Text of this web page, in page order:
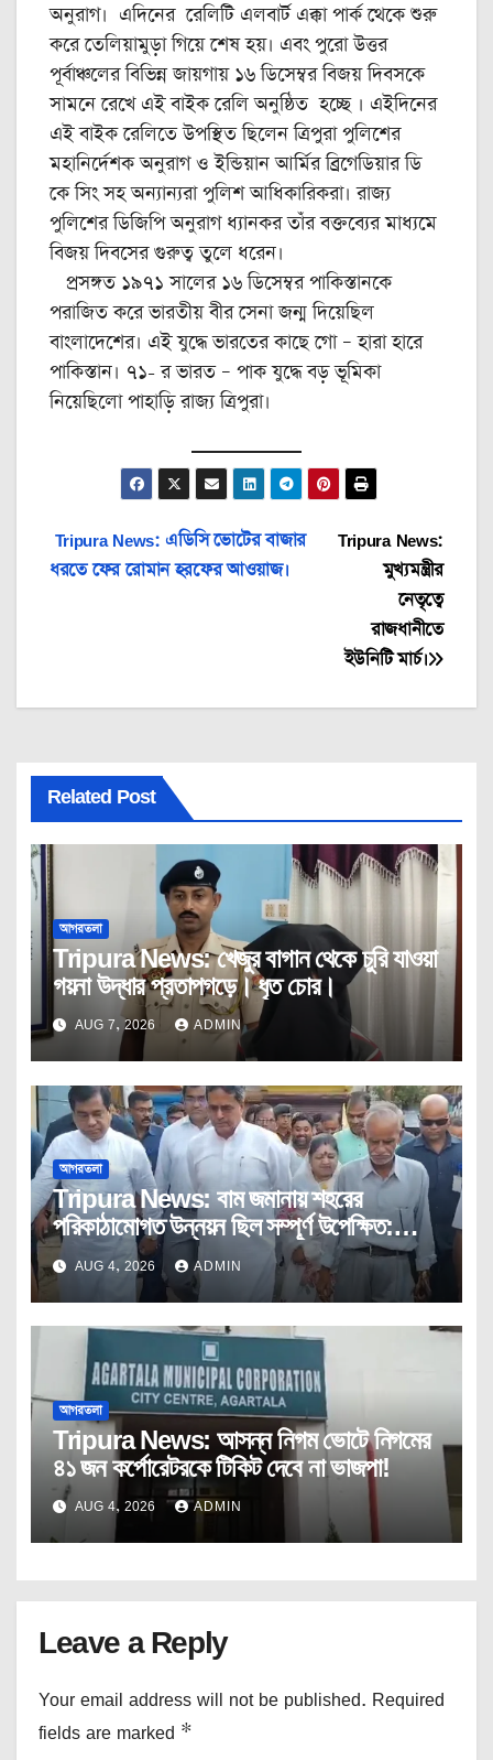
অনুরাগ। এদিনের রেলিটি এলবার্ট এক্কা পার্ক থেকে শুরু
করে তেলিয়ামুড়া গিয়ে শেষ হয়। এবং পুরো উত্তর
পূর্বাঞ্চলের বিভিন্ন জায়গায় ১৬ ডিসেম্বর বিজয় দিবসকে
সামনে রেখে এই বাইক রেলি অনুষ্ঠিত হচ্ছে । এইদিনের
এই বাইক রেলিতে উপস্থিত ছিলেন ত্রিপুরা পুলিশের
মহানির্দেশক অনুরাগ ও ইন্ডিয়ান আর্মির ব্রিগেডিয়ার ডি
কে সিং সহ অন্যান্যরা পুলিশ আধিকারিকরা। রাজ্য
পুলিশের ডিজিপি অনুরাগ ধ্যানকর তাঁর বক্তব্যের মাধ্যমে
বিজয় দিবসের গুরুত্ব তুলে ধরেন।
প্রসঙ্গত ১৯৭১ সালের ১৬ ডিসেম্বর পাকিস্তানকে
পরাজিত করে ভারতীয় বীর সেনা জন্ম দিয়েছিল
বাংলাদেশের। এই যুদ্ধে ভারতের কাছে গো – হারা হারে
পাকিস্তান। ৭১- র ভারত – পাক যুদ্ধে বড় ভূমিকা
নিয়েছিলো পাহাড়ি রাজ্য ত্রিপুরা।
Post
navigation
Tripura News:
মুখ্যমন্ত্রীর
নেতৃত্বে
রাজধানীতে
ইউনিটি মার্চ।
Tripura News: এডিসি ভোটের বাজার
ধরতে ফের রোমান হরফের আওয়াজ।
Related Post
আগরতলা
Tripura News: খেজুর বাগান থেকে চুরি যাওয়া
গয়না উদ্ধার প্রতাপগড়ে। ধৃত চোর।
AUG 7, 2026 ADMIN
আগরতলা
Tripura News: বাম জমানায় শহরের
পরিকাঠামোগত উন্নয়ন ছিল সম্পূর্ণ উপেক্ষিত:
মুখ্যমন্ত্রী
AUG 4, 2026 ADMIN
আগরতলা
Tripura News: আসন্ন নিগম ভোটে নিগমের
৪১ জন কর্পোরেটরকে টিকিট দেবে না ভাজপা!
AUG 4, 2026 ADMIN
Leave a Reply
Your email address will not be published. Required
fields are marked *